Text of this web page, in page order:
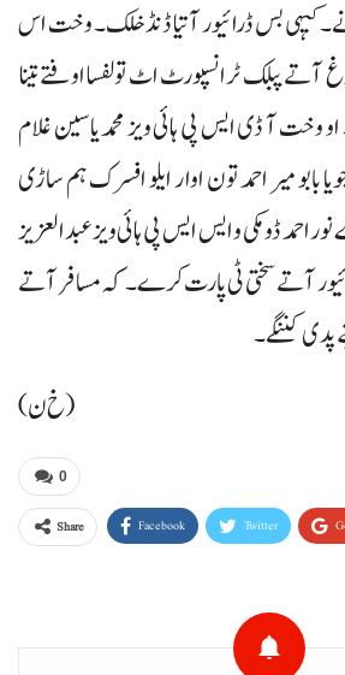
کیہی بس ڈرائیور آتیا ڈنڈ خلک۔ وخت اس
پبلک ٹرانسپورٹ اٹ تولفسا اوفتے تینا
وخت آ ڈی ایس پی ہائی ویز محمد یاسین غلام
بابو میر احمد تون اوار ایلو افسرک ہم ساڑی
احمد ڈومکی و ایس ایس پی ہائی ویز عبدالعزیز
آتے سختی ٹی پارت کرے۔ کہ مسافر آتے
پدی کننگے۔
(خ ن)
0
Share Facebook Twitter